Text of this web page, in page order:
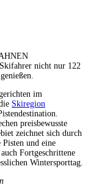
nicht nur 122
im
Skiregion
preisbewusste
zeichnet sich durch
Pisten und eine
Fortgeschrittene
Wintersporttag.